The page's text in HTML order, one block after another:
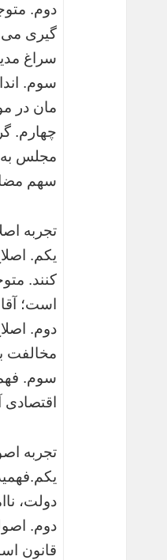
دوم.
گیری می
سراغ
سوم.
مان در
چهارم.
مجلس به
سهم
تجربه
یکم.
کنند.
است؛
دوم.
مخالفت با
سوم.
اقتصادی
تجربه
دولت،
دوم.
قانون